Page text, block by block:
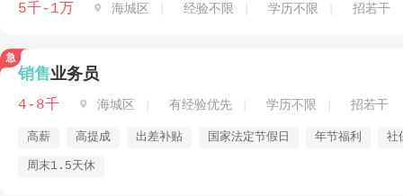
5千-1万  海城区 经验不限 学历不限 招若干
销售业务员
4-8千  海城区 有经验优先 学历不限 招若干
高薪 高提成 出差补贴 国家法定节假日 年节福利 社
周末1.5天休